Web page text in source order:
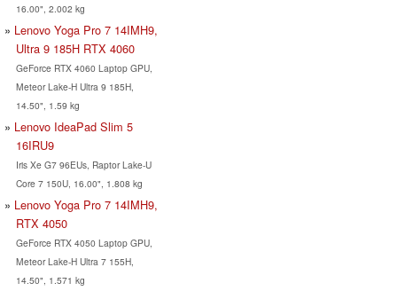
16.00", 2.002 kg
Lenovo Yoga Pro 7 14IMH9,
Ultra 9 185H RTX 4060
GeForce RTX 4060 Laptop GPU,
Meteor Lake-H Ultra 9 185H,
14.50", 1.59 kg
Lenovo IdeaPad Slim 5
16IRU9
Iris Xe G7 96EUs, Raptor Lake-U
Core 7 150U, 16.00", 1.808 kg
Lenovo Yoga Pro 7 14IMH9,
RTX 4050
GeForce RTX 4050 Laptop GPU,
Meteor Lake-H Ultra 7 155H,
14.50", 1.571 kg